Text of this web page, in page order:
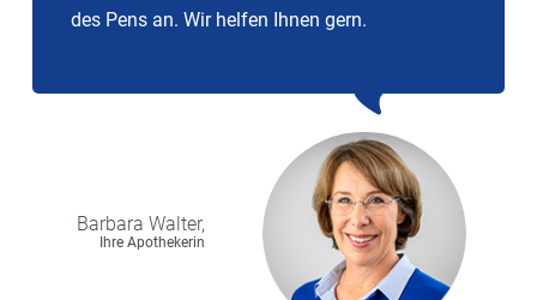
des Pens an. Wir helfen Ihnen gern.
Barbara Walter,
Ihre Apothekerin